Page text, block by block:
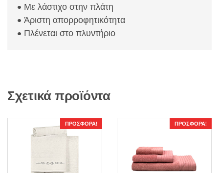
• Με λάστιχο στην πλάτη
• Άριστη απορροφητικότητα
• Πλένεται στο πλυντήριο
Σχετικά προϊόντα
ΠΡΟΣΦΟΡΆ! ΠΡΟΣΦΟΡΆ!